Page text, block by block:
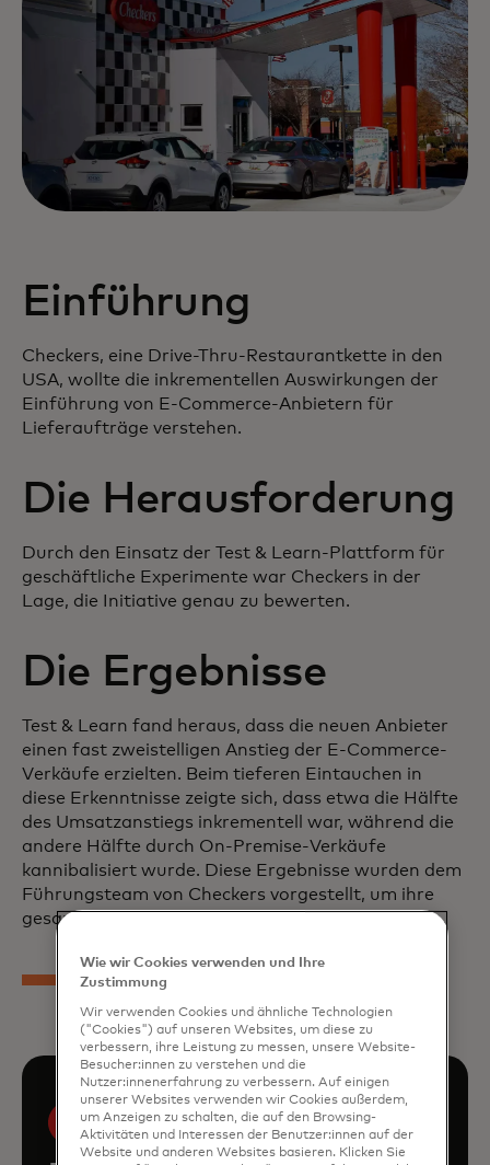
Einführung
Checkers, eine Drive-Thru-Restaurantkette in den
USA, wollte die inkrementellen Auswirkungen der
Einführung von E-Commerce-Anbietern für
Lieferaufträge verstehen.
Die Herausforderung
Durch den Einsatz der Test & Learn-Plattform für
geschäftliche Experimente war Checkers in der
Lage, die Initiative genau zu bewerten.
Die Ergebnisse
Test & Learn fand heraus, dass die neuen Anbieter
einen fast zweistelligen Anstieg der E-Commerce-
Verkäufe erzielten. Beim tieferen Eintauchen in
diese Erkenntnisse zeigte sich, dass etwa die Hälfte
des Umsatzanstiegs inkrementell war, während die
andere Hälfte durch On-Premise-Verkäufe
kannibalisiert wurde. Diese Ergebnisse wurden dem
Führungsteam von Checkers vorgestellt, um ihre
gesamte E-Commerce-Strategie zu unterstützen.
Wie wir Cookies verwenden und Ihre
Zustimmung
Wir verwenden Cookies und ähnliche Technologien
("Cookies") auf unseren Websites, um diese zu
verbessern, ihre Leistung zu messen, unsere Website-
Besucher:innen zu verstehen und die
Nutzer:innenerfahrung zu verbessern. Auf einigen
unserer Websites verwenden wir Cookies außerdem,
um Anzeigen zu schalten, die auf den Browsing-
Aktivitäten und Interessen der Benutzer:innen auf der
Website und anderen Websites basieren. Klicken Sie